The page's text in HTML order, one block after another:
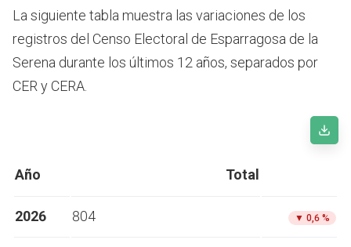
La siguiente tabla muestra las variaciones de los
registros del Censo Electoral de Esparragosa de la
Serena durante los últimos 12 años, separados por
CER y CERA.
Año Total
2026 804 ▼ 0,6 %